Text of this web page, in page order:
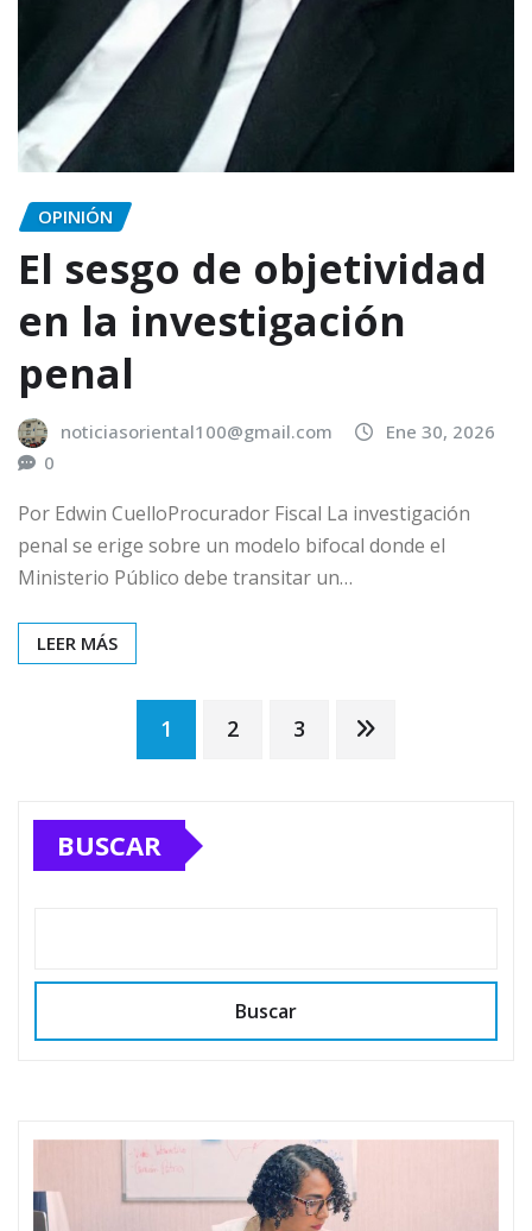
OPINIÓN
El sesgo de objetividad
en la investigación
penal
noticiasoriental100@gmail.com
Ene 30, 2026
0
Por Edwin CuelloProcurador Fiscal La investigación
penal se erige sobre un modelo bifocal donde el
Ministerio Público debe transitar un…
LEER MÁS
Paginación
de
entradas
1 2 3
BUSCAR
Buscar